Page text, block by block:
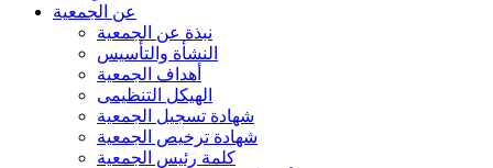
عن الجمعية
نبذة عن الجمعية
النشأة والتأسيس
أهداف الجمعية
الهيكل التنظيمى
شهادة تسجيل الجمعية
شهادة ترخيص الجمعية
كلمة رئيس الجمعية